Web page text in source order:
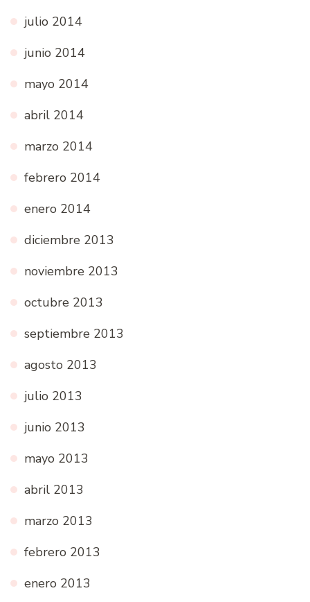
julio 2014
junio 2014
mayo 2014
abril 2014
marzo 2014
febrero 2014
enero 2014
diciembre 2013
noviembre 2013
octubre 2013
septiembre 2013
agosto 2013
julio 2013
junio 2013
mayo 2013
abril 2013
marzo 2013
febrero 2013
enero 2013